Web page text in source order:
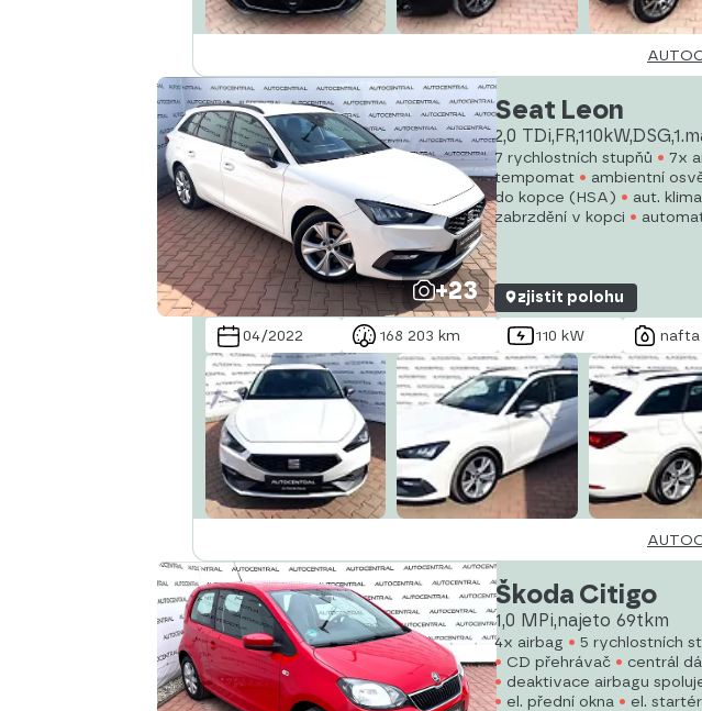
Abecedně od A do Z
+23
Seat Leon
2,0
7 rychlostních stupňů
7x
tempomat
ambientní
do kopce (HSA)
aut.
zabrzdění v kopci
zjistit polohu
04/2022 168 203 km 110 kW nafta
Škoda Citigo
1,0 MPi,najeto 69tkm
4x airbag 5 rychlostních
CD přehrávač
centrál
deaktivace airbagu
el. přední okna
el. startér